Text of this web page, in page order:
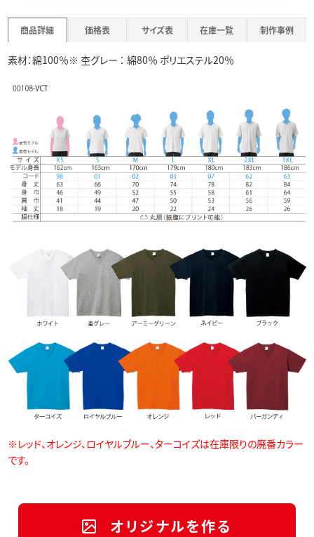
商品詳細 価格表 サイズ表 在庫一覧 制作事例
素材：綿100％※ 杢グレー ： 綿80％ ポリエステル20％
※レッド、オレンジ、ロイヤルブルー、ターコイズは在庫限りの廃番カラー
です。
オリジナルを作る